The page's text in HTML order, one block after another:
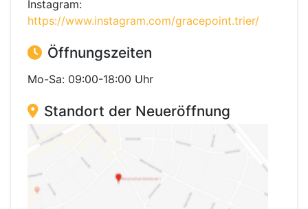
Instagram:
https://www.instagram.com/gracepoint.trier/
Öffnungszeiten
Mo-Sa: 09:00-18:00 Uhr
Standort der Neueröffnung